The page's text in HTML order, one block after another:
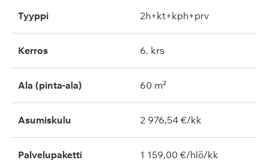
Tyyppi 2h+kt+kph+prv
Kerros 6. krs
Ala (pinta-ala) 60 m²
Asumiskulu 2 976,54 €/kk
Palvelupaketti 1 159,00 €/hlö/kk